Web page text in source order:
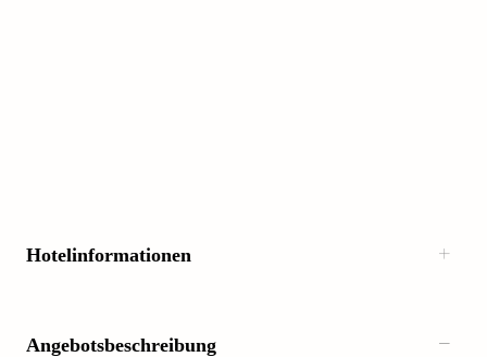
Hotelinformationen
Angebotsbeschreibung